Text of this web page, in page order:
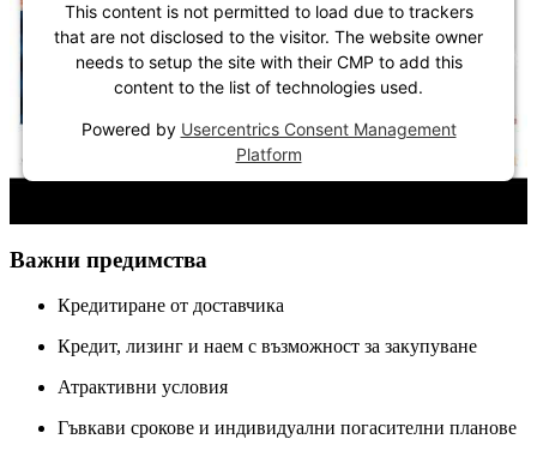
This content is not permitted to load due to trackers
that are not disclosed to the visitor. The website owner
needs to setup the site with their CMP to add this
content to the list of technologies used.
Powered by Usercentrics Consent Management
Platform
Важни предимства
Кредитиране от доставчика
Кредит, лизинг и наем с възможност за закупуване
Атрактивни условия
Гъвкави срокове и индивидуални погасителни планове